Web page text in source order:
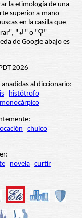
la etimología de una
superior a mano
en la casilla que
"↲" o "⚲"
de Google abajo es
2026
al diccionario:
histótrofo
monocárpico
chuico
novela curtir